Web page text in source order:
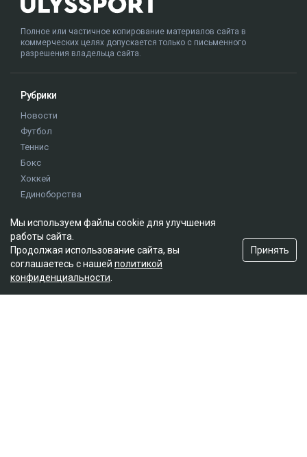
Полное или частичное копирование материалов сайта в
коммерческих целях допускается только с письменного
разрешения владельца сайта.
Рубрики
Новости
Футбол
Теннис
Бокс
Хоккей
Единоборства
Олимпиада
Редакция
О проекте
Мы используем файлы cookie для улучшения
работы сайта.
Продолжая использование сайта, вы
соглашаетесь с нашей политикой
конфиденциальности
Принять